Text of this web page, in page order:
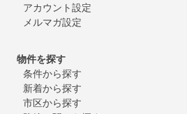
アカウント設定
メルマガ設定
物件を探す
条件から探す
新着から探す
市区から探す